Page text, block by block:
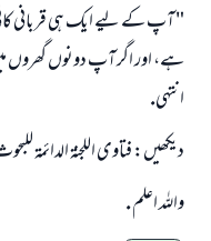
" آپ كے ليے ايك ہى قربانى
ہے، اور اگر آپ دونوں گھروں
انتہى.
ديكھيں: فتاوى اللجنۃ الدائمۃ للبحوث
واللہ اعلم .